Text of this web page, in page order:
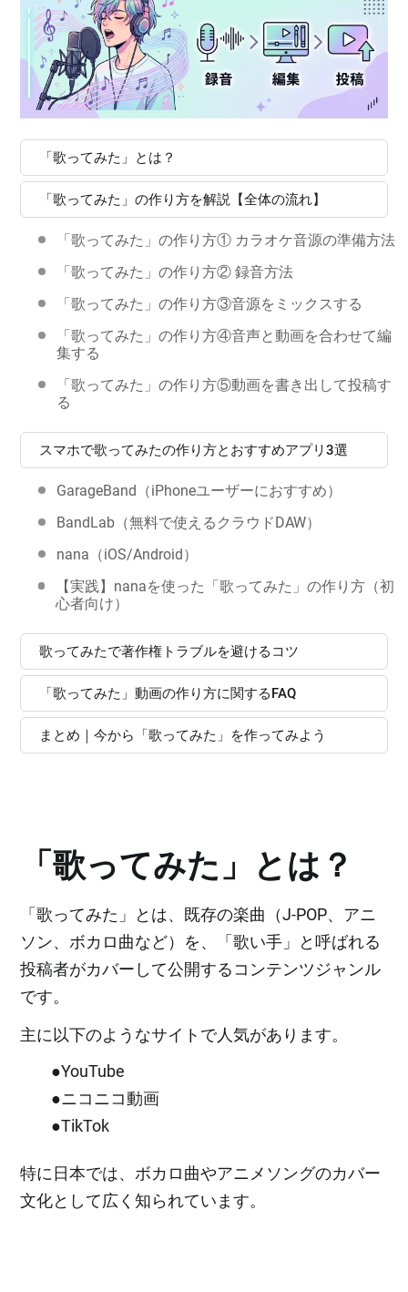
「歌ってみた」とは？
「歌ってみた」の作り方を解説【全体の流れ】
「歌ってみた」の作り方① カラオケ音源の準備方法
「歌ってみた」の作り方② 録音方法
「歌ってみた」の作り方③音源をミックスする
「歌ってみた」の作り方④音声と動画を合わせて編
集する
「歌ってみた」の作り方⑤動画を書き出して投稿す
る
スマホで歌ってみたの作り方とおすすめアプリ3選
GarageBand（iPhoneユーザーにおすすめ）
BandLab（無料で使えるクラウドDAW）
nana（iOS/Android）
【実践】nanaを使った「歌ってみた」の作り方（初
心者向け）
歌ってみたで著作権トラブルを避けるコツ
「歌ってみた」動画の作り方に関するFAQ
まとめ｜今から「歌ってみた」を作ってみよう
「歌ってみた」とは？
「歌ってみた」とは、既存の楽曲（J-POP、アニ
ソン、ボカロ曲など）を、「歌い手」と呼ばれる
投稿者がカバーして公開するコンテンツジャンル
です。
主に以下のようなサイトで人気があります。
●YouTube
●ニコニコ動画
●TikTok
特に日本では、ボカロ曲やアニメソングのカバー
文化として広く知られています。